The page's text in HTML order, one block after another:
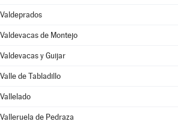
Valdeprados
Valdevacas de Montejo
Valdevacas y Guijar
Valle de Tabladillo
Vallelado
Valleruela de Pedraza